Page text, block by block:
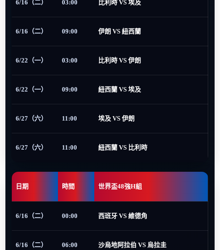
6/16（二） 03:00 比利時 VS 埃及
6/16（二） 09:00 伊朗 VS 紐西蘭
6/22（一） 03:00 比利時 VS 伊朗
6/22（一） 09:00 紐西蘭 VS 埃及
6/27（六） 11:00 埃及 VS 伊朗
6/27（六） 11:00 紐西蘭 VS 比利時
日期 時間 世界盃48強H組
6/16（二） 00:00 西班牙 VS 維德角
6/16（二） 06:00 沙烏地阿拉伯 VS 烏拉圭